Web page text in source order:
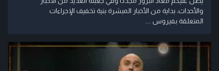
والأحداث، بداية من الأخبار المبشرة بنية تخفيف الإجراءات
المتعلقة بفيروس ....